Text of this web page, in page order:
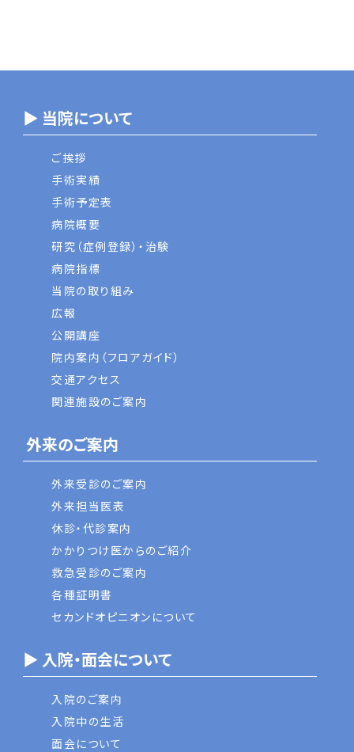
▶ 当院について
ご挨拶
手術実績
手術予定表
病院概要
研究（症例登録）・治験
病院指標
当院の取り組み
広報
公開講座
院内案内（フロアガイド）
交通アクセス
関連施設のご案内
外来のご案内
外来受診のご案内
外来担当医表
休診・代診案内
かかりつけ医からのご紹介
救急受診のご案内
各種証明書
セカンドオピニオンについて
▶ 入院・面会について
入院のご案内
入院中の生活
面会について